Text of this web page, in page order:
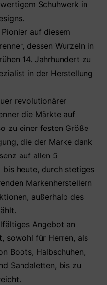
Schuhwerk in
auf diesem
dessen Wurzeln in
14. Jahrhundert zu
in der Herstellung
revolutionärer
die Märkte auf
zu einer festen Größe
die der Marke dank
auf allen 5
bis heute, durch stetiges
Markenherstellern
außerhalb des
Angebot an
sowohl für Herren, als
Boots, Halbschuhen,
Sandaletten, bis zu